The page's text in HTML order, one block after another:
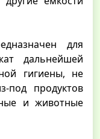
для
дальнейшей
гигиены, не
под продуктов
и животные